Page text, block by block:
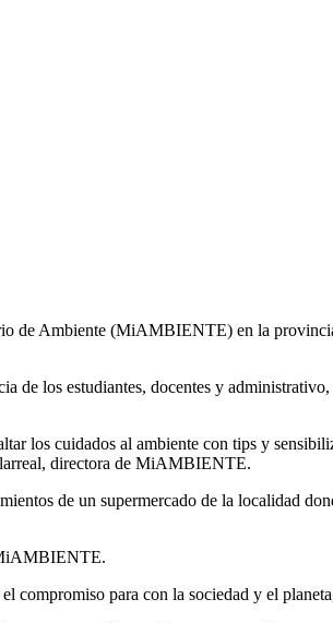
de Ambiente (MiAMBIENTE) en la
de los estudiantes, docentes y
los cuidados al ambiente con tips y
directora de MiAMBIENTE.
de un supermercado de la localidad
compromiso para con la sociedad y el